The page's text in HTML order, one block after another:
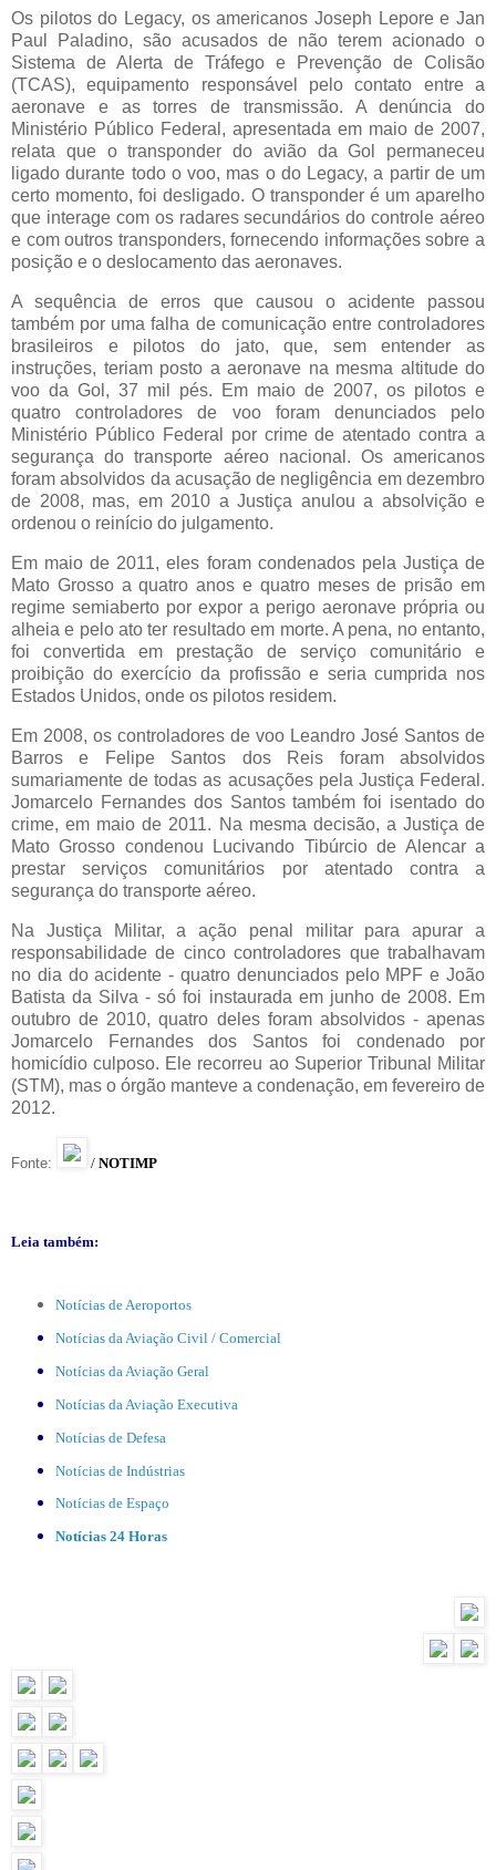
Os pilotos do Legacy, os americanos Joseph Lepore e Jan
Paul Paladino, são acusados de não terem acionado o
Sistema de Alerta de Tráfego e Prevenção de Colisão
(TCAS), equipamento responsável pelo contato entre a
aeronave e as torres de transmissão. A denúncia do
Ministério Público Federal, apresentada em maio de 2007,
relata que o transponder do avião da Gol permaneceu
ligado durante todo o voo, mas o do Legacy, a partir de um
certo momento, foi desligado. O transponder é um aparelho
que interage com os radares secundários do controle aéreo
e com outros transponders, fornecendo informações sobre a
posição e o deslocamento das aeronaves.
A sequência de erros que causou o acidente passou
também por uma falha de comunicação entre controladores
brasileiros e pilotos do jato, que, sem entender as
instruções, teriam posto a aeronave na mesma altitude do
voo da Gol, 37 mil pés. Em maio de 2007, os pilotos e
quatro controladores de voo foram denunciados pelo
Ministério Público Federal por crime de atentado contra a
segurança do transporte aéreo nacional. Os americanos
foram absolvidos da acusação de negligência em dezembro
de 2008, mas, em 2010 a Justiça anulou a absolvição e
ordenou o reinício do julgamento.
Em maio de 2011, eles foram condenados pela Justiça de
Mato Grosso a quatro anos e quatro meses de prisão em
regime semiaberto por expor a perigo aeronave própria ou
alheia e pelo ato ter resultado em morte. A pena, no entanto,
foi convertida em prestação de serviço comunitário e
proibição do exercício da profissão e seria cumprida nos
Estados Unidos, onde os pilotos residem.
Em 2008, os controladores de voo Leandro José Santos de
Barros e Felipe Santos dos Reis foram absolvidos
sumariamente de todas as acusações pela Justiça Federal.
Jomarcelo Fernandes dos Santos também foi isentado do
crime, em maio de 2011. Na mesma decisão, a Justiça de
Mato Grosso condenou Lucivando Tibúrcio de Alencar a
prestar serviços comunitários por atentado contra a
segurança do transporte aéreo.
Na Justiça Militar, a ação penal militar para apurar a
responsabilidade de cinco controladores que trabalhavam
no dia do acidente - quatro denunciados pelo MPF e João
Batista da Silva - só foi instaurada em junho de 2008. Em
outubro de 2010, quatro deles foram absolvidos - apenas
Jomarcelo Fernandes dos Santos foi condenado por
homicídio culposo. Ele recorreu ao Superior Tribunal Militar
(STM), mas o órgão manteve a condenação, em fevereiro de
2012.
Fonte: / NOTIMP
Leia também:
Notícias de Aeroportos
Notícias da Aviação Civil / Comercial
Notícias da Aviação Geral
Notícias da Aviação Executiva
Notícias de Defesa
Notícias de Indústrias
Notícias de Espaço
Notícias 24 Horas